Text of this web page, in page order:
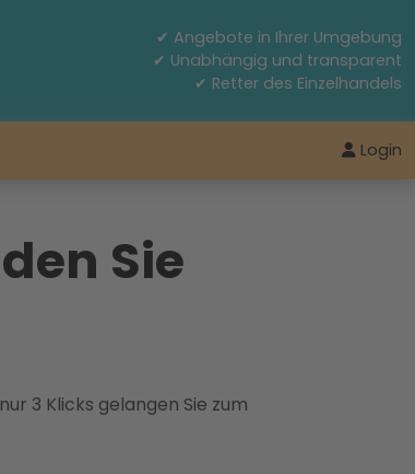
✔ Angebote in Ihrer Umgebung
✔ Unabhängig und transparent
✔ Retter des Einzelhandels
Login
Sie
3 Klicks gelangen Sie zum